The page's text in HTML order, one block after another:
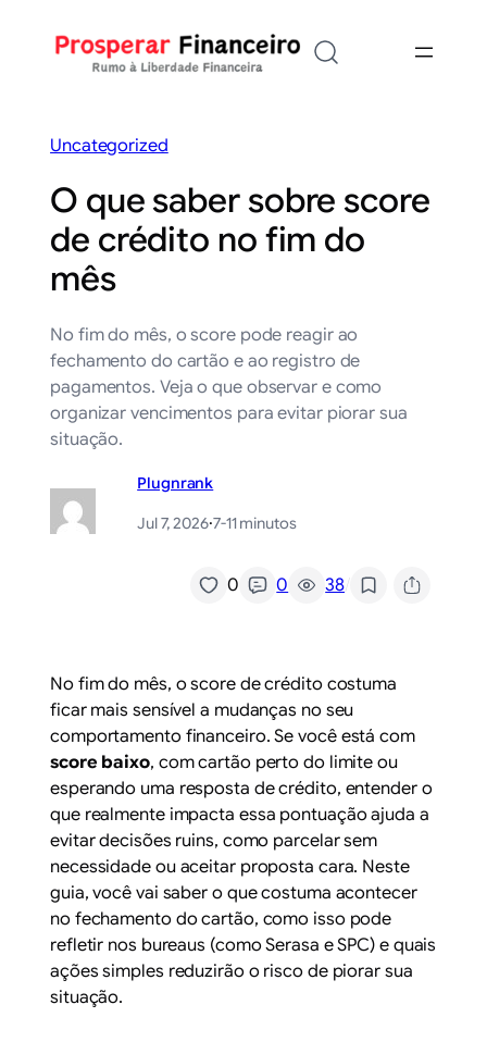
Uncategorized
O que saber sobre score
de crédito no fim do
mês
No fim do mês, o score pode reagir ao
fechamento do cartão e ao registro de
pagamentos. Veja o que observar e como
organizar vencimentos para evitar piorar sua
situação.
Plugnrank
Jul 7, 2026·7-11 minutos
0 0 38/
No fim do mês, o score de crédito costuma
ficar mais sensível a mudanças no seu
comportamento financeiro. Se você está com
score baixo, com cartão perto do limite ou
esperando uma resposta de crédito, entender o
que realmente impacta essa pontuação ajuda a
evitar decisões ruins, como parcelar sem
necessidade ou aceitar proposta cara. Neste
guia, você vai saber o que costuma acontecer
no fechamento do cartão, como isso pode
refletir nos bureaus (como Serasa e SPC) e quais
ações simples reduzirão o risco de piorar sua
situação.